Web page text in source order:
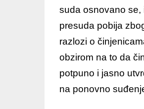
suda osnovano se,
presuda pobija
razlozi o
obzirom na to da
potpuno i jasno
na ponovno